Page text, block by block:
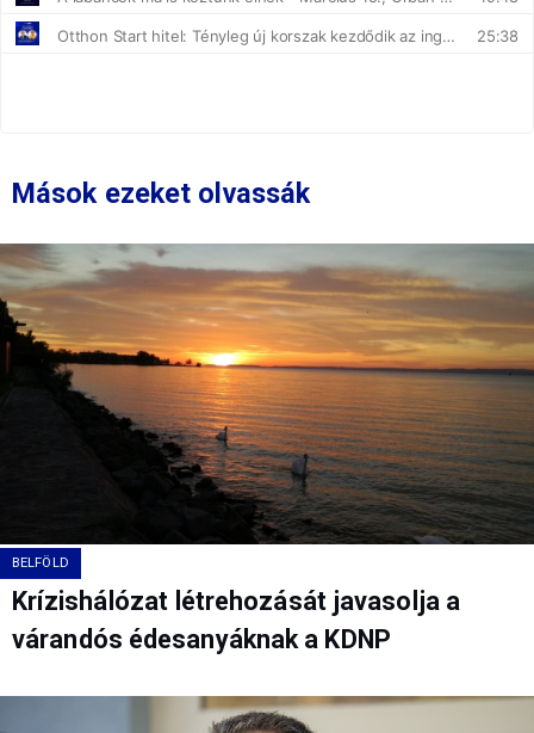
Mások ezeket olvassák
BELFÖLD
Krízishálózat létrehozását javasolja a
várandós édesanyáknak a KDNP